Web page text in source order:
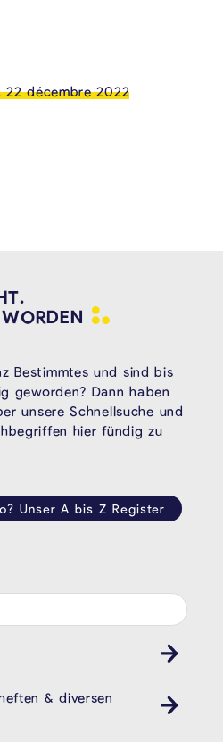
décembre 2022
Bestimmtes und sind bis
geworden? Dann haben
unsere Schnellsuche und
hier fündig zu
Unser A bis Z Register
& diversen